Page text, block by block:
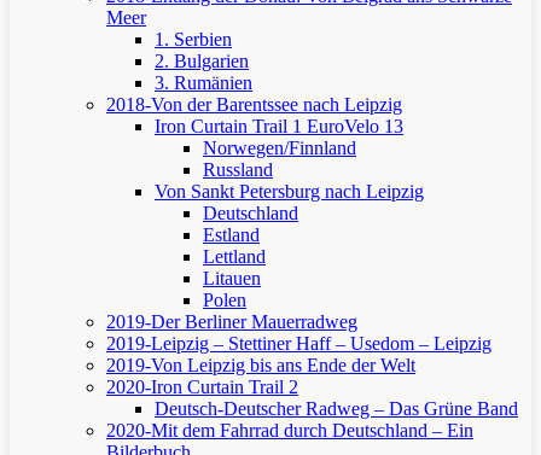
Meer
1. Serbien
2. Bulgarien
3. Rumänien
2018-Von der Barentssee nach Leipzig
Iron Curtain Trail 1 EuroVelo 13
Norwegen/Finnland
Russland
Von Sankt Petersburg nach Leipzig
Deutschland
Estland
Lettland
Litauen
Polen
2019-Der Berliner Mauerradweg
2019-Leipzig – Stettiner Haff – Usedom – Leipzig
2019-Von Leipzig bis ans Ende der Welt
2020-Iron Curtain Trail 2
Deutsch-Deutscher Radweg – Das Grüne Band
2020-Mit dem Fahrrad durch Deutschland – Ein